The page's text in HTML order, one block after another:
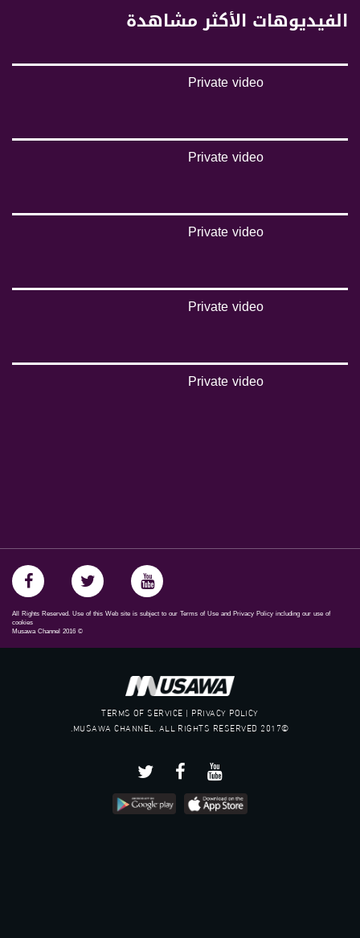
الفيديوهات الأكثر مشاهدة
Private video
Private video
Private video
Private video
Private video
All Rights Reserved. Use of this Web site is subject to our Terms of Use and Privacy Policy including our use of
cookies
©
2016
TERMS OF SERVICE | PRIVACY POLICY
©2017 MUSAWA CHANNEL. ALL RIGHTS RESERVED.